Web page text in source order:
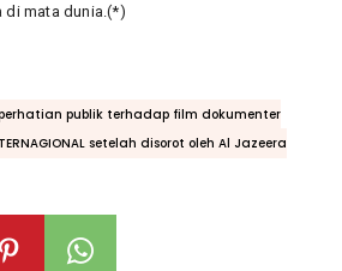
di mata dunia.(*)
publik terhadap film dokumenter
setelah disorot oleh Al Jazeera